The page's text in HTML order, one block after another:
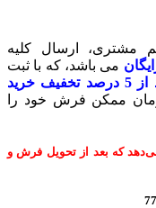
مشتری، ارسال کلیه
می باشد، که با ثبت
از 5 درصد تخفیف خرید
ممکن فرش خود را
که بعد از تحویل فرش و